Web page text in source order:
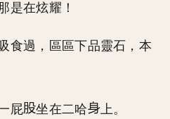
是在炫耀！
食過，區區下品靈石，本
屁 坐在二哈 上。